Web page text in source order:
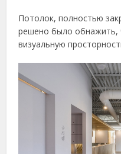
Потолок, полностью
решено было обнажить,
визуальную